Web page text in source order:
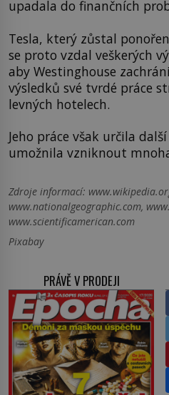
upadala do finančních
Tesla, který zůstal
se proto vzdal veškerých
aby Westinghouse
výsledků své tvrdé práce
levných hotelech.
Jeho práce však určila
umožnila vzniknout
Zdroje informací:
www.nationalgeographic.com,
www.scientificamerican.com
Pixabay
PRÁVĚ V PRODEJI